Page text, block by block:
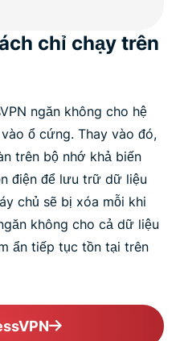
chỉ chạy trên
ngăn không cho hệ
ổ cứng. Thay vào đó,
trên bộ nhớ khả biến
điện để lưu trữ dữ liệu
chủ sẽ bị xóa mỗi khi
không cho cả dữ liệu
ẩn tiếp tục tồn tại trên